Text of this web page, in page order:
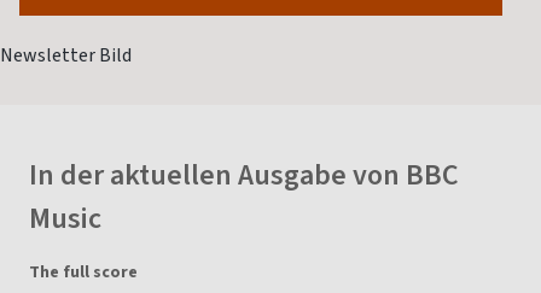
In der aktuellen Ausgabe von BBC
Music
The full score